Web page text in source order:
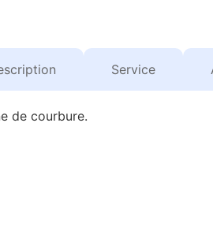
Service
de courbure.